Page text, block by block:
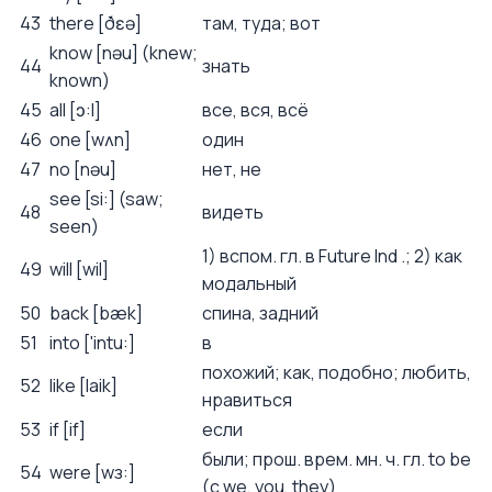
43 there [ðɛə]
там, туда; вот
44
know [nəu] (knew;
known)
знать
45 all [ɔ:l]
все, вся, всё
46 one [wʌn]
один
47 no [nəu]
нет, не
48
see [si:] (saw;
seen)
видеть
49 will [wil]
1) вспом. гл. в Future Ind .; 2) как
модальный
50 back [bæk]
спина, задний
51 into ['intu:]
в
52 like [laik]
похожий; как, подобно; любить,
нравиться
53 if [if]
если
54 were [wз:]
были; прош. врем. мн. ч. гл. to be
(с we, you, they)